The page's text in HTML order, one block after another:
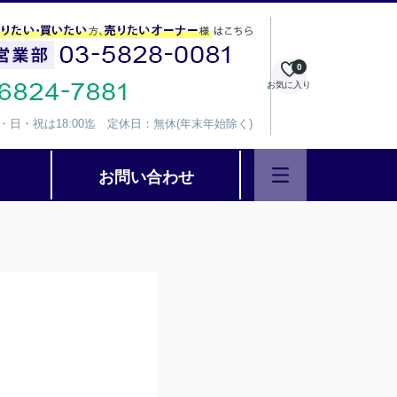
日・祝は18:00迄 定休日：無休(年末年始除く)
お気に入り
0
お問い合わせ